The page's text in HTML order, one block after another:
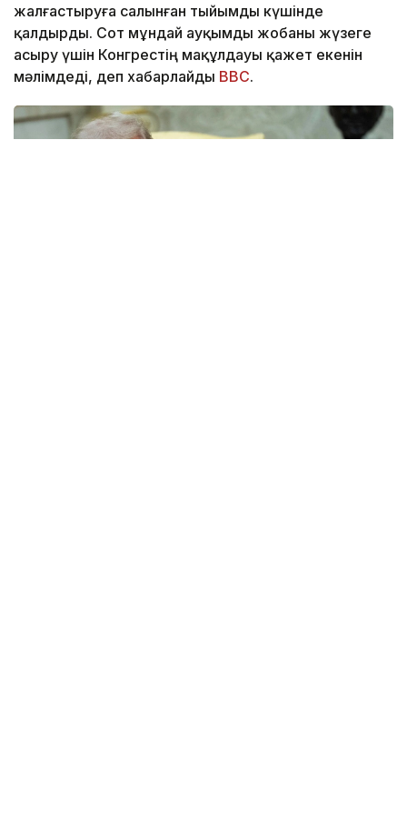
жалғастыруға салынған тыйымды күшінде
қалдырды. Сот мұндай ауқымды жобаны жүзеге
асыру үшін Конгрестің мақұлдауы қажет екенін
мәлімдеді, деп хабарлайды BBC.